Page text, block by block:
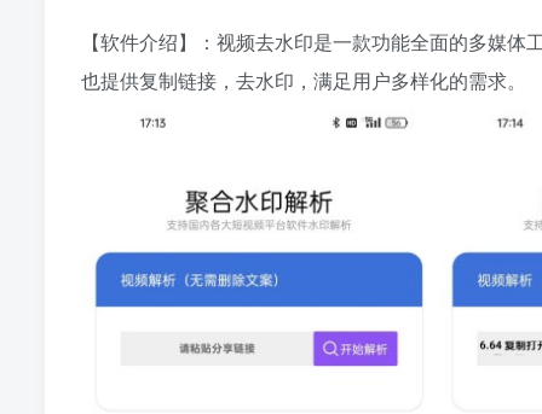
【软件介绍】：视频去水印是一款功能全面的多媒
也提供复制链接，去水印，满足用户多样化的需求。